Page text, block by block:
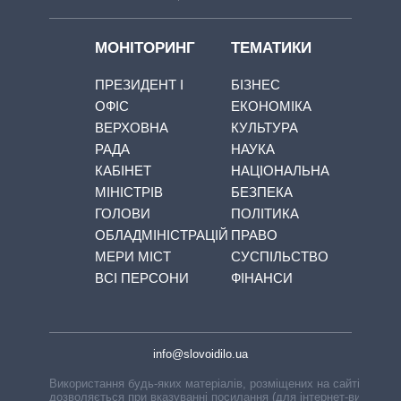
МОНІТОРИНГ
ПРЕЗИДЕНТ І
ОФІС
ВЕРХОВНА
РАДА
КАБІНЕТ
МІНІСТРІВ
ГОЛОВИ
ОБЛАДМІНІСТРАЦІЙ
МЕРИ МІСТ
ВСІ ПЕРСОНИ
ТЕМАТИКИ
БІЗНЕС
ЕКОНОМІКА
КУЛЬТУРА
НАУКА
НАЦІОНАЛЬНА
БЕЗПЕКА
ПОЛІТИКА
ПРАВО
СУСПІЛЬСТВО
ФІНАНСИ
info@slovoidilo.ua
Використання будь-яких матеріалів, розміщених на сайті,
дозволяється при вказуванні посилання (для інтернет-видань